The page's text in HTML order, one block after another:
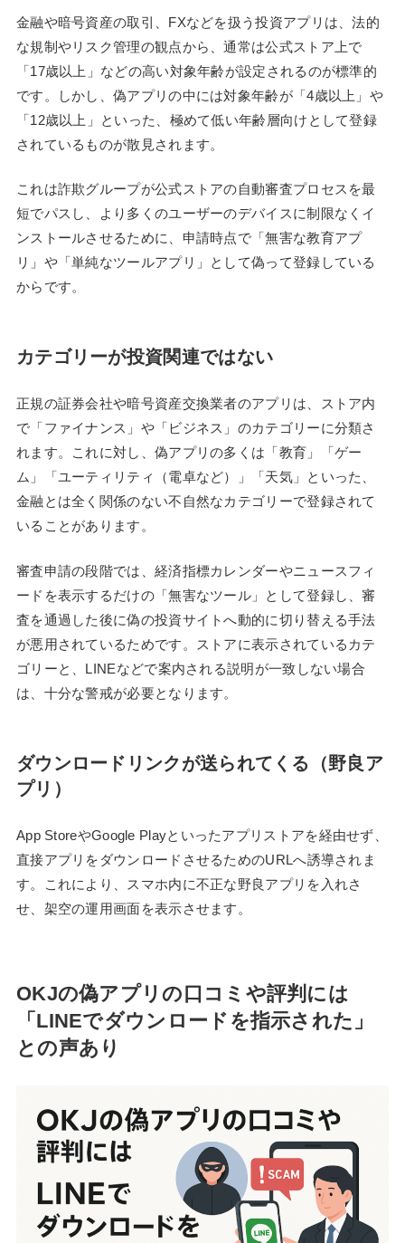
金融や暗号資産の取引、FXなどを扱う投資アプリは、法的
な規制やリスク管理の観点から、通常は公式ストア上で
「17歳以上」などの高い対象年齢が設定されるのが標準的
です。しかし、偽アプリの中には対象年齢が「4歳以上」や
「12歳以上」といった、極めて低い年齢層向けとして登録
されているものが散見されます。
これは詐欺グループが公式ストアの自動審査プロセスを最
短でパスし、より多くのユーザーのデバイスに制限なくイ
ンストールさせるために、申請時点で「無害な教育アプ
リ」や「単純なツールアプリ」として偽って登録している
からです。
カテゴリーが投資関連ではない
正規の証券会社や暗号資産交換業者のアプリは、ストア内
で「ファイナンス」や「ビジネス」のカテゴリーに分類さ
れます。これに対し、偽アプリの多くは「教育」「ゲー
ム」「ユーティリティ（電卓など）」「天気」といった、
金融とは全く関係のない不自然なカテゴリーで登録されて
いることがあります。
審査申請の段階では、経済指標カレンダーやニュースフィ
ードを表示するだけの「無害なツール」として登録し、審
査を通過した後に偽の投資サイトへ動的に切り替える手法
が悪用されているためです。ストアに表示されているカテ
ゴリーと、LINEなどで案内される説明が一致しない場合
は、十分な警戒が必要となります。
ダウンロードリンクが送られてくる（野良ア
プリ）
App StoreやGoogle Playといったアプリストアを経由せず、
直接アプリをダウンロードさせるためのURLへ誘導されま
す。これにより、スマホ内に不正な野良アプリを入れさ
せ、架空の運用画面を表示させます。
OKJの偽アプリの口コミや評判には
「LINEでダウンロードを指示された」
との声あり